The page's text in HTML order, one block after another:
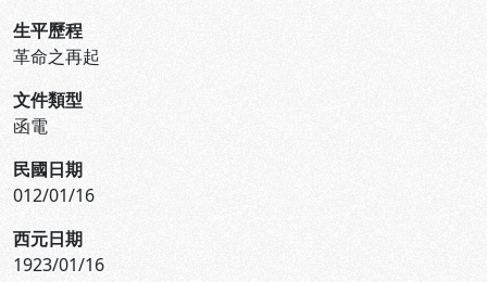
生平歷程
革命之再起
文件類型
函電
民國日期
012/01/16
西元日期
1923/01/16